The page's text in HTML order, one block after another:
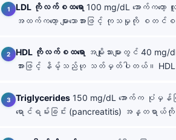
LDL ကိုလက်စထရော 100 mg/dL အောက်ကတ
အထက်ကတော့ များသောအားဖြင့် ကုသမှုကို စတင်စ
HDL ကိုလက်စထရော အမျိုးသားများတွင် 40
အားဖြင့် နိမ့်သည်ဟု သတ်မှတ်ပါတယ်။
Triglycerides 150 mg/dL အောက်က ပုံမှ
ရောင်ရမ်းခြင်း (pancreatitis) အန္တရာယ်